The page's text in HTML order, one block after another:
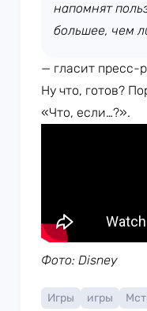
напомнят
большее, чем
— гласит пресс-
Ну что, готов?
«Что, если…?».
Фото: Disney
Игры игры